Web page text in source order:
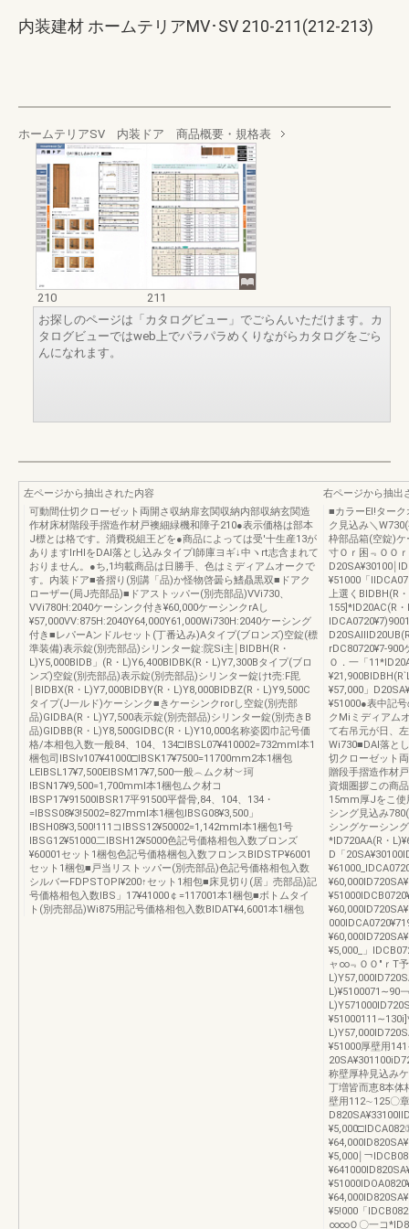
内装建材 ホームテリアMV･SV 210-211(212-213)
ホームテリアSV 内装ドア 商品概要・規格表
210
211
お探しのページは「カタログビュー」でごらんいただけます。カ
タログビューではweb上でパラパラめくりながらカタログをごら
んになれます。
左ページから抽出された内容
可動間仕切クローゼット両開さ収納扉玄関収納内部収納玄関造
作材床材階段手摺造作材戸襖細緑機和障子210●表示価格は部本
J標とは格です。消費税組王どを●商品によっては受'十生産13が
ありますlrHlをDAl落とし込みタイプl師庫ヨギ↓中ヽrt志含まれて
おりません。●ち,1均載商品は日勝手、色はミディアムオークで
す。内装ドア■沓摺り(別講「品)か怪物啓曇ら鰭贔黒双■ドアク
ローザー(局J売部品)■ドアストッパー(別売部品)VVi730、
VVi780H:2040ケーシンク付き¥60,000ケーシンクrAし
¥57,000VV:875H:2040Y64,000Y61,000Wi730H:2040ケーシング
付き■レパーAンドルセット(丁番込み)Aタイプ(ブロンズ)空錠(標
準装備)表示錠(別売部品)シリンター錠:院Si主￨BIDBH(R・
L)Y5,000BIDB」(R・L)Y6,400BIDBK(R・L)Y7,300Bタイプ(ブロ
ンズ)空錠(別売部品)表示錠(別売部品)シリンター錠けt売:F毘
￨BIDBX(R・L)Y7,000BIDBY(R・L)Y8,000BIDBZ(R・L)Y9,500C
タイプ(J一ルド)ケーシンク■きケーシンクrorし空錠(別売部
品)GIDBA(R・L)Y7,500表示錠(別売部品)シリンター錠(別売きB
品)GIDBB(R・L)Y8,500GIDBC(R・L)Y10,000名称姿図巾記号価
格/本相包入数一般84、104、134□IBSL07¥410002=732mml本1
梱包司IBSlv107¥41000□IBSK17¥7500=11700mm2本1梱包
LEIBSL17¥7,500EIBSM17¥7,500一般︵ムク材︶珂
IBSN17¥9,500=1,700mml本1梱包ムク材コ
IBSP17¥91500lBSR17平91500平督骨,84、104、134・
=IBSS08¥3!5002=827mml本1梱包IBSG08¥3,500」
IBSH08¥3,500!111コIBSS12¥50002=1,142mml本1梱包1号
IBSG12¥51000二IBSH12¥5000色記号価格相包入数ブロンズ
¥60001セット1梱包色記号価格梱包入数フロンスBIDSTP¥6001
セット1梱包■戸当リストッパー(別売部品)色記号価格相包入数
シルバーFDPSTOPl¥200↑セット1相包■床見切り(居」売部品)記
号価格相包入数lBS」17¥41000￠=117001本1梱包■ボトムタイ
ト(別売部品)Wi875用記号価格相包入数BIDAT¥4,6001本1梱包
右ページから抽出
■カラーEl!ター
ク見込み＼
枠部品箱(空錠)
寸Ｏｒ困﹃ＯＯ
D20SA¥30100￨
¥51000「
上選くBIDBH(R
155]*ID20AC(R
Ｏ．一「
¥57,000」
¥51000●表中記
クMiミディアム
て右吊元が日、
Wi730■DAl落と
切クローゼット
贈段手摺造作材
資畑圏拶この商
15mm厚Jをこ使
シング見込み
シングケーシン
*ID720AA(R・
D「
¥5,000_」
ャ∞﹃ＯＯ″ｒT
L)¥5100071∼90
¥51000厚壁用
称壁厚枠見込み
丁増皆而恵8本体
壁用112∼125〇
¥5,000￨￢
¥5!000「
∞∞Ｏ〇一コ